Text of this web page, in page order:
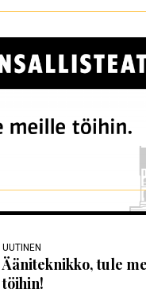
UUTINEN
Ääniteknikko, tule
töihin!